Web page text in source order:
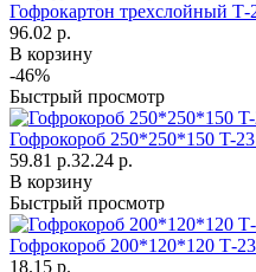
Гофрокартон трехслойный
96.02 р.
В корзину
-46%
Быстрый просмотр
Гофрокороб 250*250*150 T-
59.81 р.32.24 р.
В корзину
Быстрый просмотр
Гофрокороб 200*120*120 Т-
18.15 р.